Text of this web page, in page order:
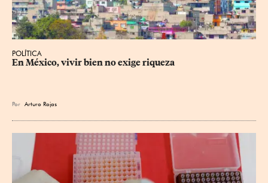
POLÍTICA
En México, vivir bien no exige riqueza
Por Arturo Rojas